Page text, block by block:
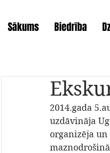
Sākums Biedrība
2014.gada
uzdāvināja
organizēja